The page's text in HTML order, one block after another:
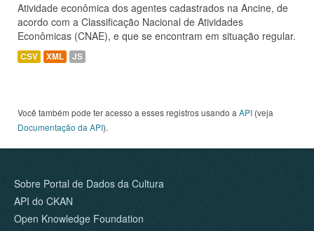
Atividade econômica dos agentes cadastrados na Ancine, de
acordo com a Classificação Nacional de Atividades
Econômicas (CNAE), e que se encontram em situação regular.
CSV XML JS
Você também pode ter acesso a esses registros usando a API (veja
Documentação da API).
Sobre Portal de Dados da Cultura
API do CKAN
Open Knowledge Foundation